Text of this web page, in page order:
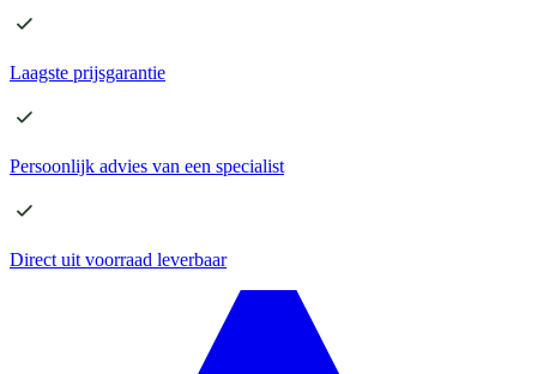
Laagste prijsgarantie
Persoonlijk advies van een specialist
Direct uit voorraad leverbaar